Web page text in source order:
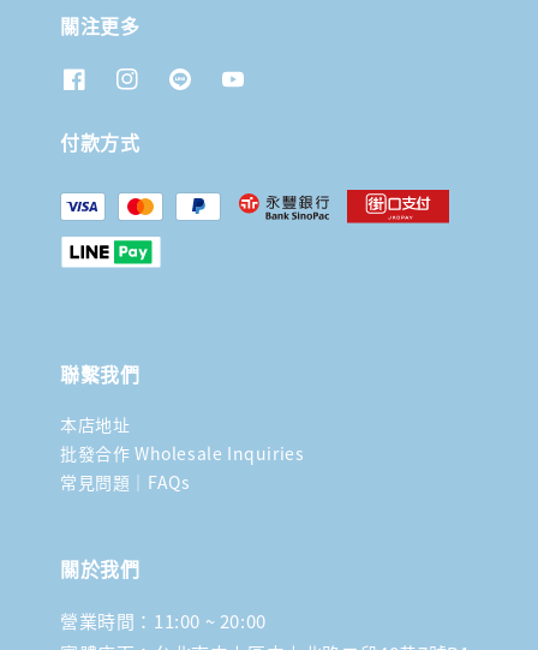
關注更多
付款方式
聯繫我們
本店地址
批發合作 Wholesale Inquiries
常見問題｜FAQs
關於我們
營業時間：11:00 ~ 20:00